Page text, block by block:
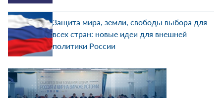
Защита мира, земли, свободы выбора для
всех стран: новые идеи для внешней
политики России